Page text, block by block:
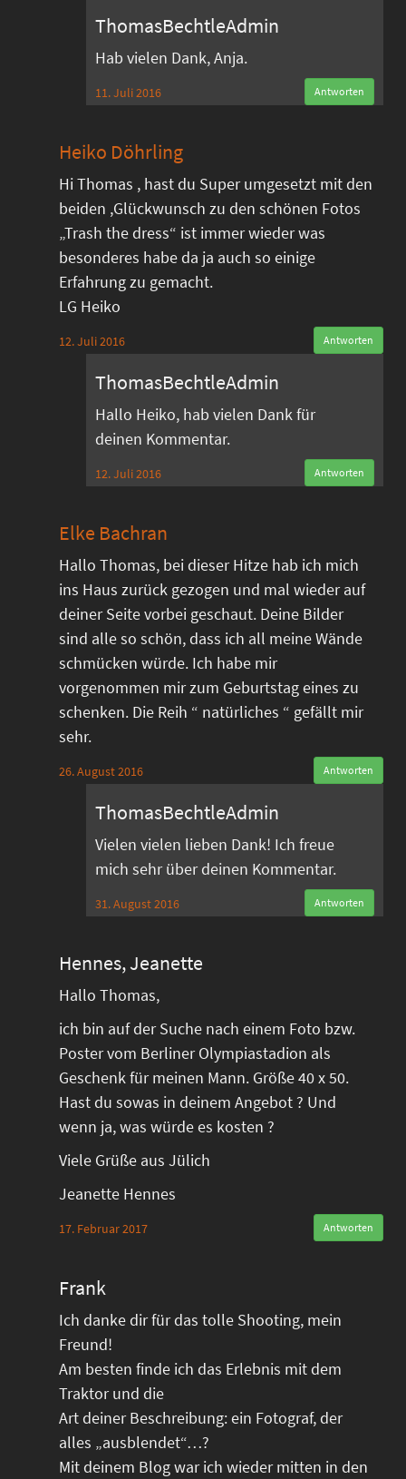
ThomasBechtleAdmin
Hab vielen Dank, Anja.
11. Juli 2016 Antworten
Heiko Döhrling
Hi Thomas , hast du Super umgesetzt mit den
beiden ,Glückwunsch zu den schönen Fotos
„Trash the dress“ ist immer wieder was
besonderes habe da ja auch so einige
Erfahrung zu gemacht.
LG Heiko
12. Juli 2016 Antworten
ThomasBechtleAdmin
Hallo Heiko, hab vielen Dank für
deinen Kommentar.
12. Juli 2016 Antworten
Elke Bachran
Hallo Thomas, bei dieser Hitze hab ich mich
ins Haus zurück gezogen und mal wieder auf
deiner Seite vorbei geschaut. Deine Bilder
sind alle so schön, dass ich all meine Wände
schmücken würde. Ich habe mir
vorgenommen mir zum Geburtstag eines zu
schenken. Die Reih “ natürliches “ gefällt mir
sehr.
26. August 2016 Antworten
ThomasBechtleAdmin
Vielen vielen lieben Dank! Ich freue
mich sehr über deinen Kommentar.
31. August 2016 Antworten
Hennes, Jeanette
Hallo Thomas,
ich bin auf der Suche nach einem Foto bzw.
Poster vom Berliner Olympiastadion als
Geschenk für meinen Mann. Größe 40 x 50.
Hast du sowas in deinem Angebot ? Und
wenn ja, was würde es kosten ?
Viele Grüße aus Jülich
Jeanette Hennes
17. Februar 2017 Antworten
Frank
Ich danke dir für das tolle Shooting, mein
Freund!
Am besten finde ich das Erlebnis mit dem
Traktor und die
Art deiner Beschreibung: ein Fotograf, der
alles „ausblendet“…?
Mit deinem Blog war ich wieder mitten in den